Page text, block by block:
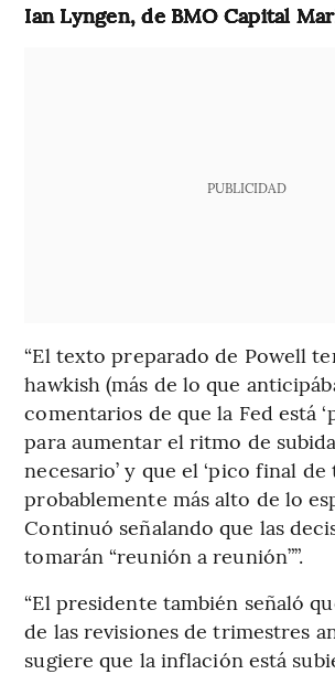
Ian Lyngen, de BMO Capital
PUBLICIDAD
“El texto preparado de Powell
hawkish (más de lo que
comentarios de que la Fed está
para aumentar el ritmo de
necesario’ y que el ‘pico final de
probablemente más alto de lo
Continuó señalando que las
tomarán “reunión a reunión””.
“El presidente también señaló
de las revisiones de trimestres
sugiere que la inflación está